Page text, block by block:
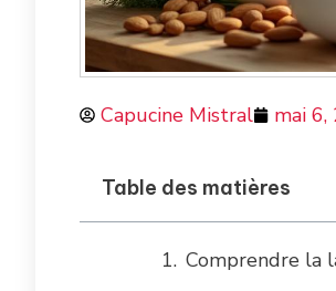
Capucine Mistral mai 6,
Table des matières
Comprendre la